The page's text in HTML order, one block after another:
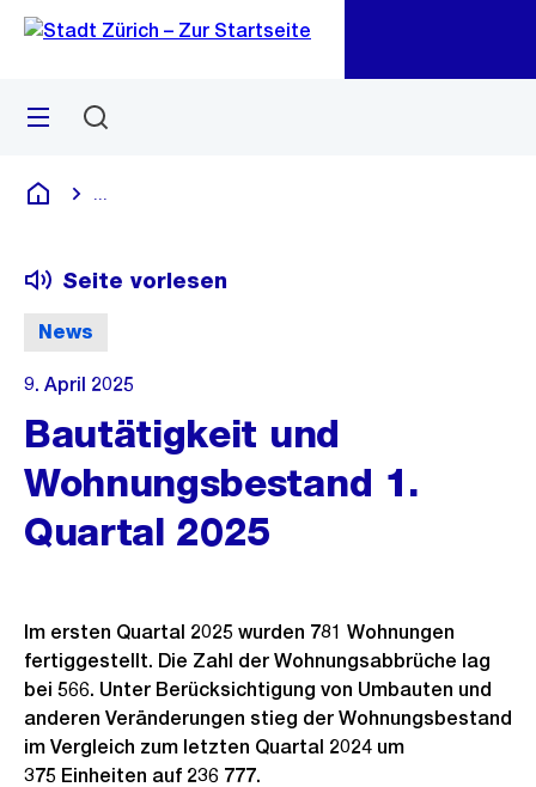
Navigation
Sprunglink
Menü
Deutsch
News
Seite vorlesen
9. April 2025
Bautätigkeit und
Wohnungsbestand 1.
Quartal 2025
Im ersten Quartal 2025 wurden 781 Wohnungen
fertiggestellt. Die Zahl der Wohnungsabbrüche lag
bei 566. Unter Berücksichtigung von Umbauten und
anderen Veränderungen stieg der Wohnungsbestand
im Vergleich zum letzten Quartal 2024 um
375 Einheiten auf 236 777.